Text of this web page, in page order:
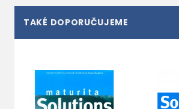
TAKÉ DOPORUČUJEME